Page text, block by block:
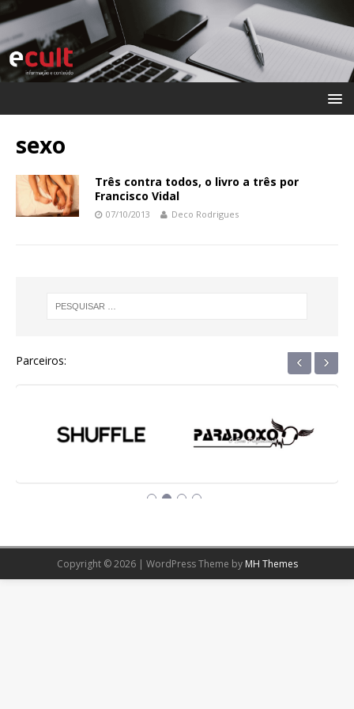
sexo
Três contra todos, o livro a três por
Francisco Vidal
07/10/2013 Deco Rodrigues
Parceiros: ‹ ›
Copyright © 2026 | WordPress Theme by MH Themes